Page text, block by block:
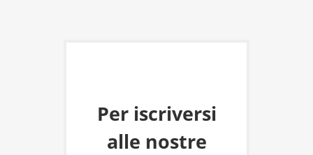
Per iscriversi
alle nostre